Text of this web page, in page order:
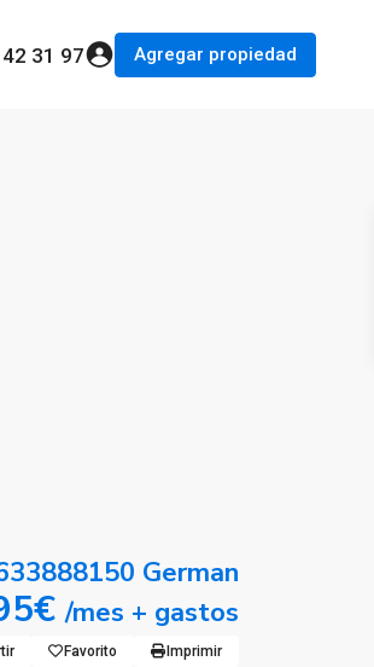
31 97 Agregar propiedad
German
/mes + gastos
Favorito Imprimir